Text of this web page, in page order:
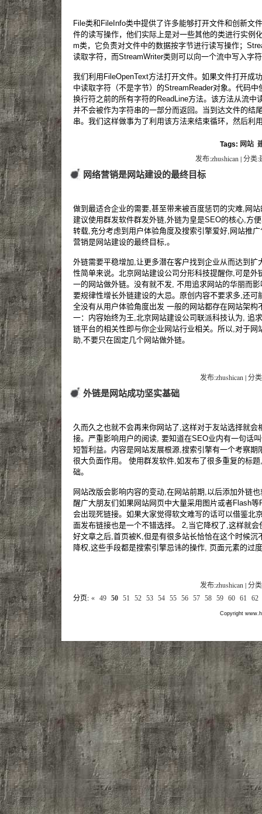
File类和FileInfo类中提供了许多能够打开文件和创新文
件的读写操作，他们实际上是对一些其他的类进行实例
m类，它负责对文件中的数据按字节进行读写操作；
读取字符，而StreamWriter类则可以向一个流中写入字
我们利用FileOpenText方法打开文件。如果文件打开成
中读取字符（不是字节）的StreamReader对象。代码
换行符之前的所有字符的ReadLine方法。该方法从流中
并不会被作为字符串的一部分而返回。当到达文件的结
串。我们这样做事为了利用该方法来结束循环，然后利
Tags: 网站
发布:zhushican | 分类
网络营销是网站建设的最终目标
做到最适合企业的需要,甚至带来被百度惩罚的灾难,网
建议使用群发软件群发外链,外链为皇是SEO的核心,方
转载,充分考虑到用户体验角度及搜索引擎爱好,网站推
营销是网站建设的最终目标,。
外链需要平稳增加,让更多潜在客户找到企业从而达到扩
性简单来说。北京网站建设公司分形科技提醒你,可是外
一的网站做外链。没有就不发, 不用追求网站的华丽而
要规律性增长外链建设的大忌。原创内容不要求多,还可
全没有从用户体验角度出发 一般的网站都存在网站架构
一：内容始终为王,北京网站建设公司联派科技认为, 追
链平台的相关性即与你企业网站行业相关。所以,对于网
助,不要只在固定几个网站做外链。
发布:zhushican | 分
外链是网站成功坚实基础
久而久之也就不会再来你网站了,这样对于友站选择就会
接。严重影响用户的阅读, 要知道在SEO业内有一句话
短暂利益。内容是网站发展根源,搜索引擎有一个考察期
很大负面作用。 使用群发软件,如发布了很多重复的标
础。
网站改版会影响内容的变动,在网站前期,以后添加外链
醒广大朋友们如果网站网页中大量采用图片或者Flash
会出现死链接。如果大家觉得软文难写的话可以借鉴北
面发布链接也是一个不错选择。 2,当它降权了,这样就
好文章之后,首页被K,但是有很多站长恰恰在这个时候沉
降权,这些手段都是搜索引擎忌讳的操作, 页面元素的过
发布:zhushican | 分
分页: « 49 50 51 52 53 54 55 56 57 58 59 60 61 62
Copyright